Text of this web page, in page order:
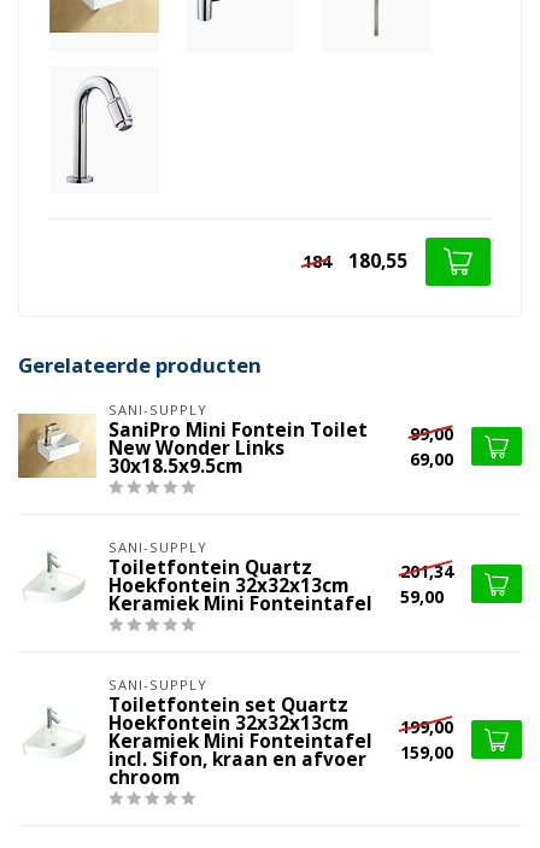
184 180,55
Gerelateerde producten
SANI-SUPPLY
SaniPro Mini Fontein Toilet
New Wonder Links
30x18.5x9.5cm
99,00
69,00
SANI-SUPPLY
Toiletfontein Quartz
Hoekfontein 32x32x13cm
Keramiek Mini Fonteintafel
201,34
59,00
SANI-SUPPLY
Toiletfontein set Quartz
Hoekfontein 32x32x13cm
Keramiek Mini Fonteintafel
incl. Sifon, kraan en afvoer
chroom
199,00
159,00